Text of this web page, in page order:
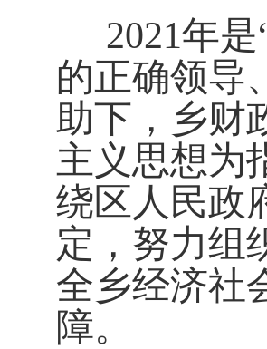
2021年是
的正确领导
助下，乡财
主义思想为
绕区 人民政
定 ， 努力组
全乡经济社
障。